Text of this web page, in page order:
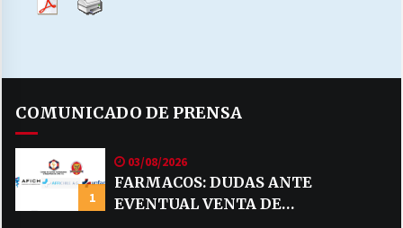
VOLVER A SER ALTERNATIVA
MUNICIPALIDADES, HONORARIOS, DESPIDOS
COMUNICADO DE PRENSA
1
03/08/2026
FARMACOS: DUDAS ANTE
EVENTUAL VENTA DE